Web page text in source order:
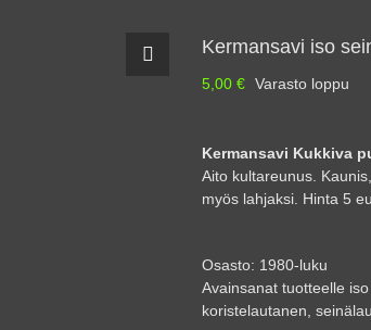
Kermansavi iso
5,00 € Varasto loppu
Kermansavi Kukkiva
Aito kultareunus.
myös lahjaksi. Hinta 5
Osasto: 1980-luku
Avainsanat tuotteelle
koristelautanen